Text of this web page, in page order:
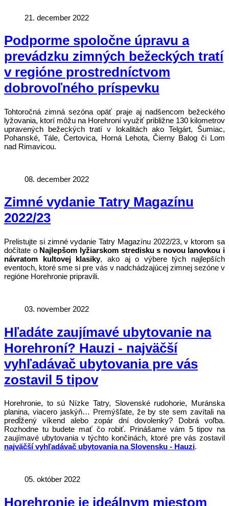
21. december 2022
Podporme spoločne úpravu a
prevádzku zimných bežeckých tratí
v regióne prostredníctvom
dobrovoľného príspevku
Tohtoročná zimná sezóna opäť praje aj nadšencom bežeckého
lyžovania, ktorí môžu na Horehroní využiť približne 130 kilometrov
upravených bežeckých tratí v lokalitách ako Telgárt, Šumiac,
Pohanské, Tále, Čertovica, Horná Lehota, Čierny Balog či Lom
nad Rimavicou.
08. december 2022
Zimné vydanie Tatry Magazínu
2022/23
Prelistujte si zimné vydanie Tatry Magazínu 2022/23, v ktorom sa
dočítate o Najlepšom lyžiarskom stredisku s novou lanovkou i
návratom kultovej klasiky, ako aj o výbere tých najlepších
eventoch, ktoré sme si pre vás v nadchádzajúcej zimnej sezóne v
regióne Horehronie pripravili.
03. november 2022
Hľadáte zaujímavé ubytovanie na
Horehroní? Hauzi - najväčší
vyhľadávač ubytovania pre vás
zostavil 5 tipov
Horehronie, to sú Nízke Tatry, Slovenské rudohorie, Muránska
planina, viacero jaskýň… Premýšľate, že by ste sem zavítali na
predĺžený víkend alebo zopár dní dovolenky? Dobrá voľba.
Rozhodne tu budete mať čo robiť. Prinášame vám 5 tipov na
zaujímavé ubytovania v týchto končinách, ktoré pre vás zostavil
najväčší vyhľadávač ubytovania na Slovensku - Hauzi.
05. október 2022
Horehronie je ideálnym miestom